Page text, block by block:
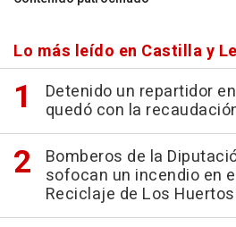
Lo más leído en Castilla y
Detenido un repartidor
quedó con la
Bomberos de la
sofocan un incendio en
Reciclaje de Los Huertos